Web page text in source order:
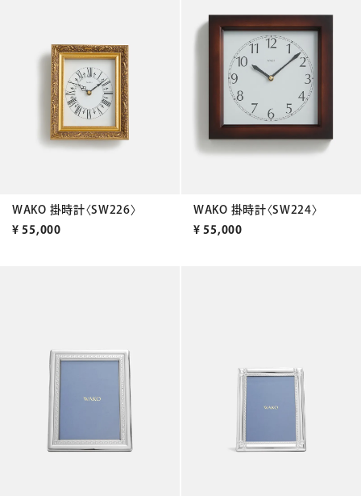
WAKO 掛時計〈SW226〉
¥ 55,000
WAKO 掛時計〈SW224〉
¥ 55,000